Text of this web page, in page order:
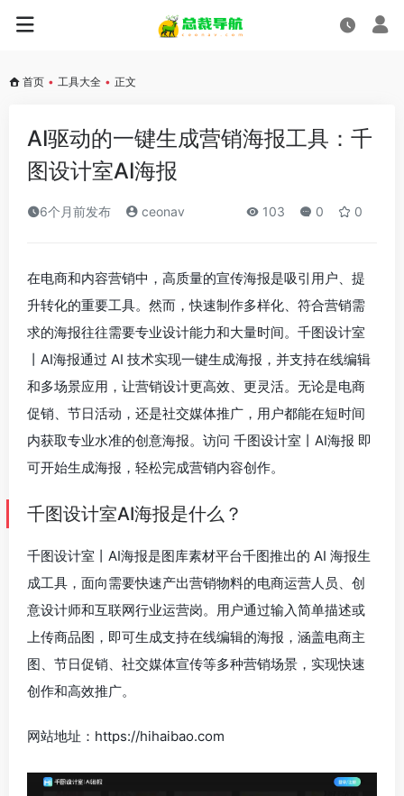
首页 • 工具大全 • 正文
AI驱动的一键生成营销海报工具：千
图设计室AI海报
6个月前发布 ceonav 103 0 0
在电商和内容营销中，高质量的宣传海报是吸引用户、提
升转化的重要工具。然而，快速制作多样化、符合营销需
求的海报往往需要专业设计能力和大量时间。千图设计室
丨AI海报通过 AI 技术实现一键生成海报，并支持在线编辑
和多场景应用，让营销设计更高效、更灵活。无论是电商
促销、节日活动，还是社交媒体推广，用户都能在短时间
内获取专业水准的创意海报。访问 千图设计室丨AI海报 即
可开始生成海报，轻松完成营销内容创作。
千图设计室AI海报是什么？
千图设计室丨AI海报是图库素材平台千图推出的 AI 海报生
成工具，面向需要快速产出营销物料的电商运营人员、创
意设计师和互联网行业运营岗。用户通过输入简单描述或
上传商品图，即可生成支持在线编辑的海报，涵盖电商主
图、节日促销、社交媒体宣传等多种营销场景，实现快速
创作和高效推广。
网站地址：https://hihaibao.com